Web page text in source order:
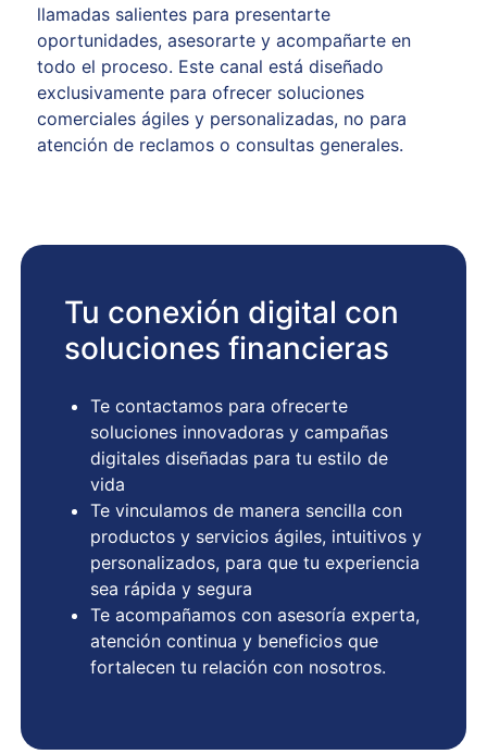
llamadas salientes para presentarte
oportunidades, asesorarte y acompañarte en
todo el proceso. Este canal está diseñado
exclusivamente para ofrecer soluciones
comerciales ágiles y personalizadas, no para
atención de reclamos o consultas generales.
Tu conexión digital con
soluciones financieras
Te contactamos para ofrecerte
soluciones innovadoras y campañas
digitales diseñadas para tu estilo de
vida
Te vinculamos de manera sencilla con
productos y servicios ágiles, intuitivos y
personalizados, para que tu experiencia
sea rápida y segura
Te acompañamos con asesoría experta,
atención continua y beneficios que
fortalecen tu relación con nosotros.